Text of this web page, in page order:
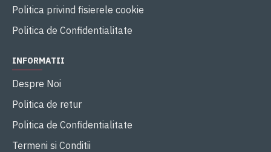
Politica privind fisierele cookie
Politica de Confidentialitate
INFORMATII
Despre Noi
Politica de retur
Politica de Confidentialitate
Termeni si Conditii